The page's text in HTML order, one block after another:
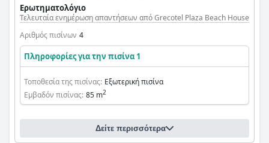
Ερωτηματολόγιο
Τελευταία ενημέρωση απαντήσεων από Grecotel Plaza Beach House
Αριθμός πισίνων 4
Πληροφορίες για την πισίνα 1
Τοποθεσία της πισίνας: Εξωτερική πισίνα
Εμβαδόν πισίνας: 85 m2
Δείτε περισσότερα